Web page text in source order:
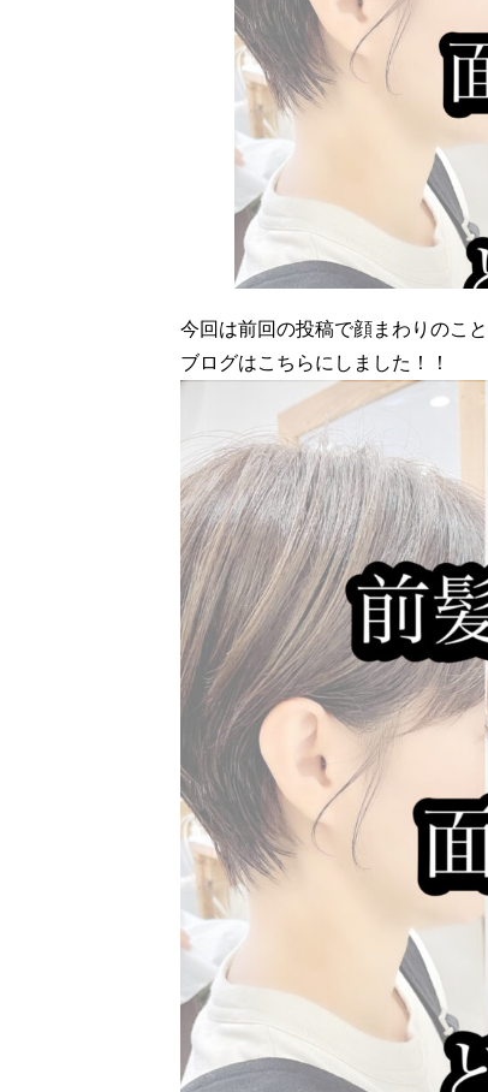
今回は前回の投稿で顔まわりのこ
ブログはこちらにしました！！